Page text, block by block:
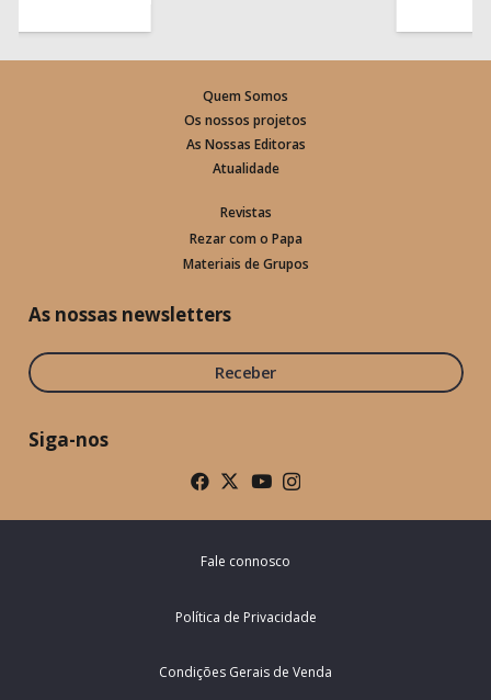
Quem Somos
Os nossos projetos
As Nossas Editoras
Atualidade
Revistas
Rezar com o Papa
Materiais de Grupos
As nossas newsletters
Receber
Siga-nos
Fale connosco
Política de Privacidade
Condições Gerais de Venda